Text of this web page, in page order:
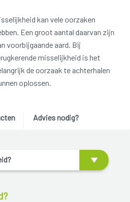
kan vele oorzaken
Een groot aantal daarvan zijn
voorbijgaande aard. Bij
misselijkheid is het
de oorzaak te achterhalen
oplossen.
Advies nodig?